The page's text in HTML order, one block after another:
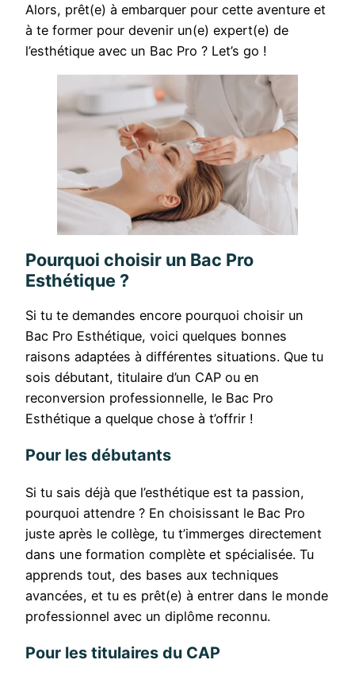
Alors, prêt(e) à embarquer pour cette aventure et
à te former pour devenir un(e) expert(e) de
l’esthétique avec un Bac Pro ? Let’s go !
Pourquoi choisir un Bac Pro
Esthétique ?
Si tu te demandes encore pourquoi choisir un
Bac Pro Esthétique, voici quelques bonnes
raisons adaptées à différentes situations. Que tu
sois débutant, titulaire d’un CAP ou en
reconversion professionnelle, le Bac Pro
Esthétique a quelque chose à t’offrir !
Pour les débutants
Si tu sais déjà que l’esthétique est ta passion,
pourquoi attendre ? En choisissant le Bac Pro
juste après le collège, tu t’immerges directement
dans une formation complète et spécialisée. Tu
apprends tout, des bases aux techniques
avancées, et tu es prêt(e) à entrer dans le monde
professionnel avec un diplôme reconnu.
Pour les titulaires du CAP